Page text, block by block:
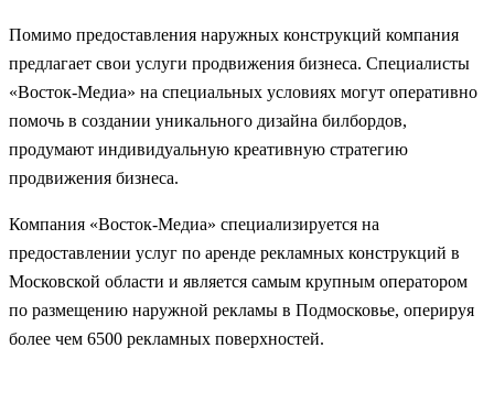
Помимо предоставления наружных конструкций компания
предлагает свои услуги продвижения бизнеса. Специалисты
«Восток-Медиа» на специальных условиях могут оперативно
помочь в создании уникального дизайна билбордов,
продумают индивидуальную креативную стратегию
продвижения бизнеса.
Компания «Восток-Медиа» специализируется на
предоставлении услуг по аренде рекламных конструкций в
Московской области и является самым крупным оператором
по размещению наружной рекламы в Подмосковье, оперируя
более чем 6500 рекламных поверхностей.